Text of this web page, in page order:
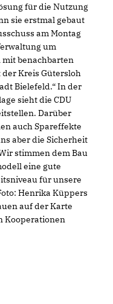
für die Nutzung
sie erstmal gebaut
am Montag
um
benachbarten
Kreis Gütersloh
Bielefeld.“ In der
sieht die CDU
Darüber
auch Spareffekte
aber die Sicherheit
stimmen dem Bau
eine gute
für unsere
Henrika Küppers
auf der Karte
Kooperationen